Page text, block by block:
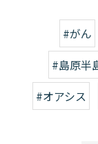
#がん
#島原半
#オアシス